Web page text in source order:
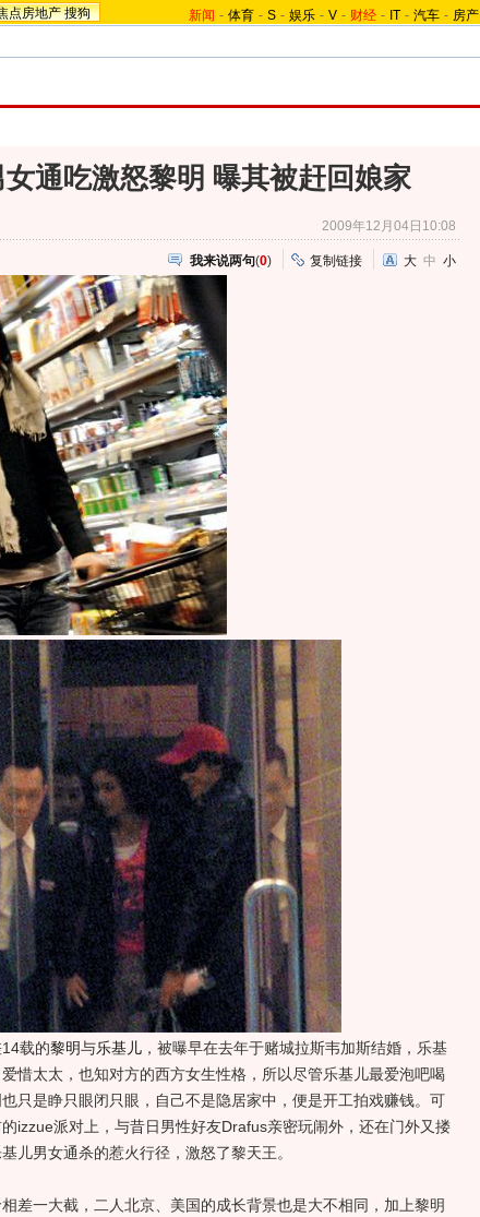
点房地产 搜狗 新闻 - 体育 - S - 娱乐 - V - 财经 - IT - 汽车 - 房产
通吃激怒黎明 曝其被赶回娘家
2009年12月04日10:08
我来说两句(0) 复制链接 大 中 小
载的黎明与乐基儿，被曝早在去年于赌城拉斯韦加斯结婚，乐基
惜太太，也知对方的西方女生性格，所以尽管乐基儿最爱泡吧喝
只是睁只眼闭只眼，自己不是隐居家中，便是开工拍戏赚钱。可
izzue派对上，与昔日男性好友Drafus亲密玩闹外，还在门外又搂
儿男女通杀的惹火行径，激怒了黎天王。
一大截，二人北京、美国的成长背景也是大不相同，加上黎明